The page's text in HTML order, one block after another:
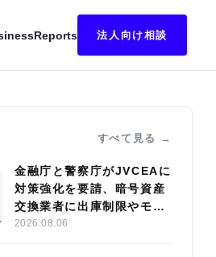
Reports 法人向け相談
すべて見る
金融庁と警察庁がJVCEAに
対策強化を要請、暗号資産
交換業者に出庫制限やモニ
タリング徹底を求める
2026.08.06